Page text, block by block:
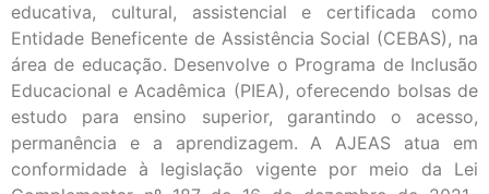
educativa, cultural, assistencial e certificada como
Entidade Beneficente de Assistência Social (CEBAS), na
área de educação. Desenvolve o Programa de Inclusão
Educacional e Acadêmica (PIEA), oferecendo bolsas de
estudo para ensino superior, garantindo o acesso,
permanência e a aprendizagem. A AJEAS atua em
conformidade à legislação vigente por meio da Lei